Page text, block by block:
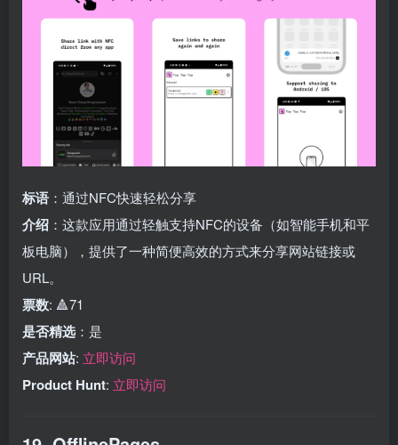
标语 ：通过NFC快速轻松分享
介绍 ：这款应用通过轻触支持NFC的设备（如智能手机和平
板电脑），提供了一种简便高效的方式来分享网站链接或
URL。
票数: 🔺71
是否精选 ：是
产品网站: 立即访问
Product Hunt: 立即访问